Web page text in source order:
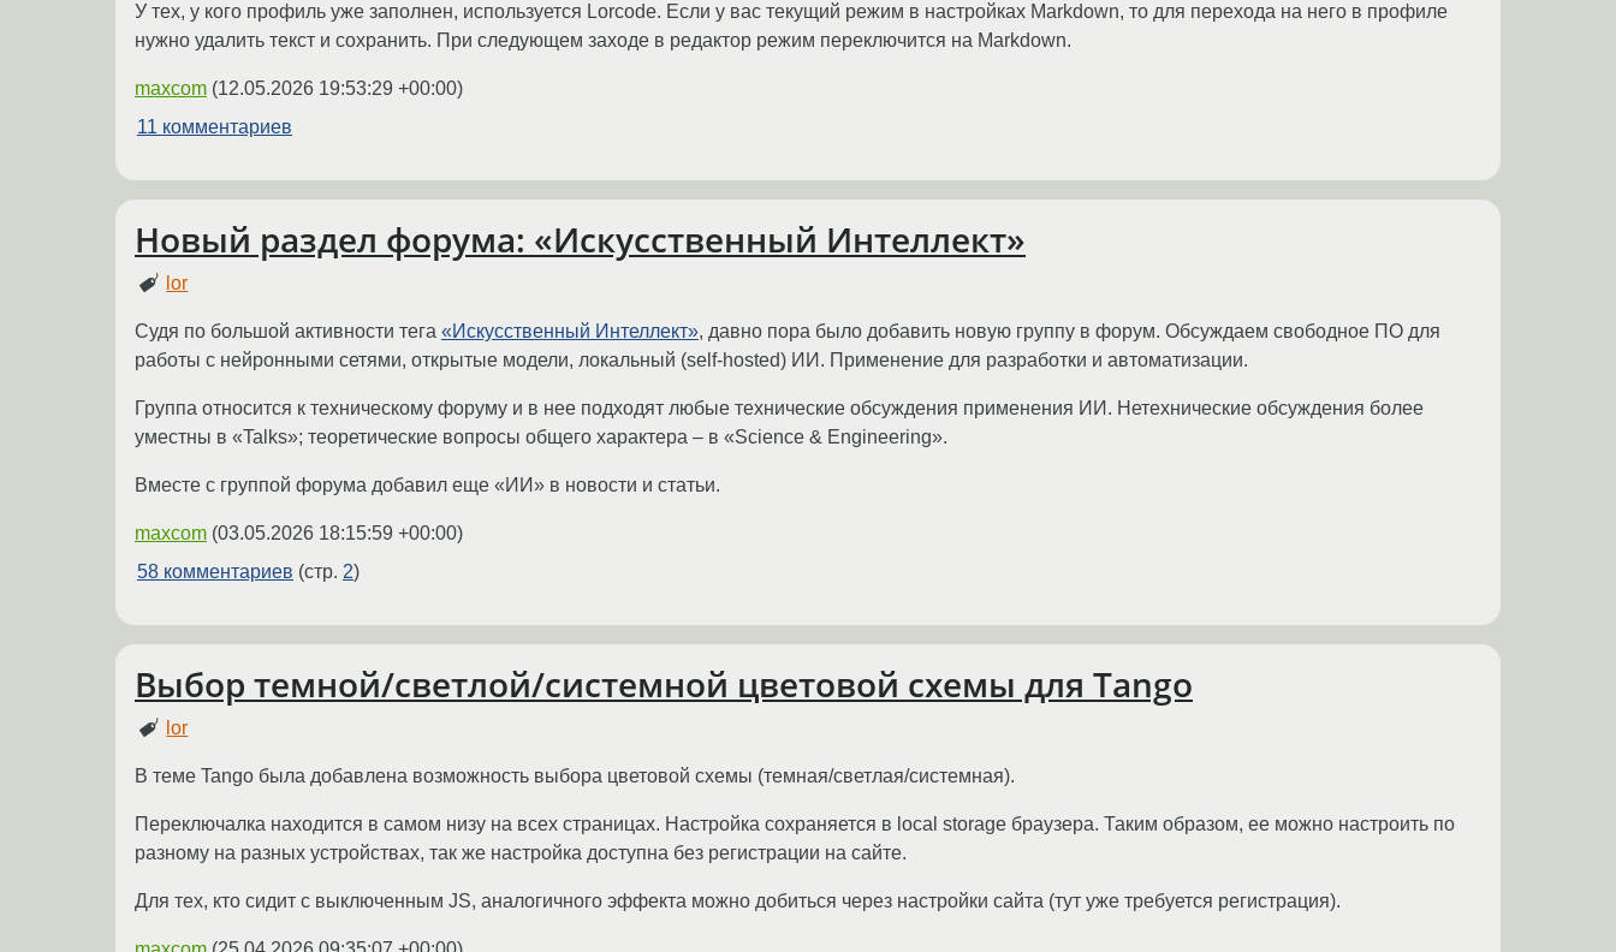
У тех, у кого профиль уже заполнен, используется Lorcode. Если у вас текущий режим в настройках Markdown, то для перехода на него в профиле
нужно удалить текст и сохранить. При следующем заходе в редактор режим переключится на Markdown.
maxcom (12.05.2026 19:53:29 +00:00)
11 комментариев
Новый раздел форума: «Искусственный Интеллект»
lor
Судя по большой активности тега «Искусственный Интеллект», давно пора было добавить новую группу в форум. Обсуждаем свободное ПО для
работы с нейронными сетями, открытые модели, локальный (self-hosted) ИИ. Применение для разработки и автоматизации.
Группа относится к техническому форуму и в нее подходят любые технические обсуждения применения ИИ. Нетехнические обсуждения более
уместны в «Talks»; теоретические вопросы общего характера – в «Science & Engineering».
Вместе с группой форума добавил еще «ИИ» в новости и статьи.
maxcom (03.05.2026 18:15:59 +00:00)
58 комментариев (стр. 2)
Выбор темной/светлой/системной цветовой схемы для Tango
lor
В теме Tango была добавлена возможность выбора цветовой схемы (темная/светлая/системная).
Переключалка находится в самом низу на всех страницах. Настройка сохраняется в local storage браузера. Таким образом, ее можно настроить по
разному на разных устройствах, так же настройка доступна без регистрации на сайте.
Для тех, кто сидит с выключенным JS, аналогичного эффекта можно добиться через настройки сайта (тут уже требуется регистрация).